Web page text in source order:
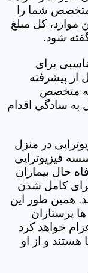
متخصص شما را
کل مبلغ
شود.
برای
از پیشرفته
متخصص
به سادگی اقدام
در منزل
فیزیوتراپی
حال بیماران
کامل شدن
همین طور این
پرستاران
خواهد کرد
و از او